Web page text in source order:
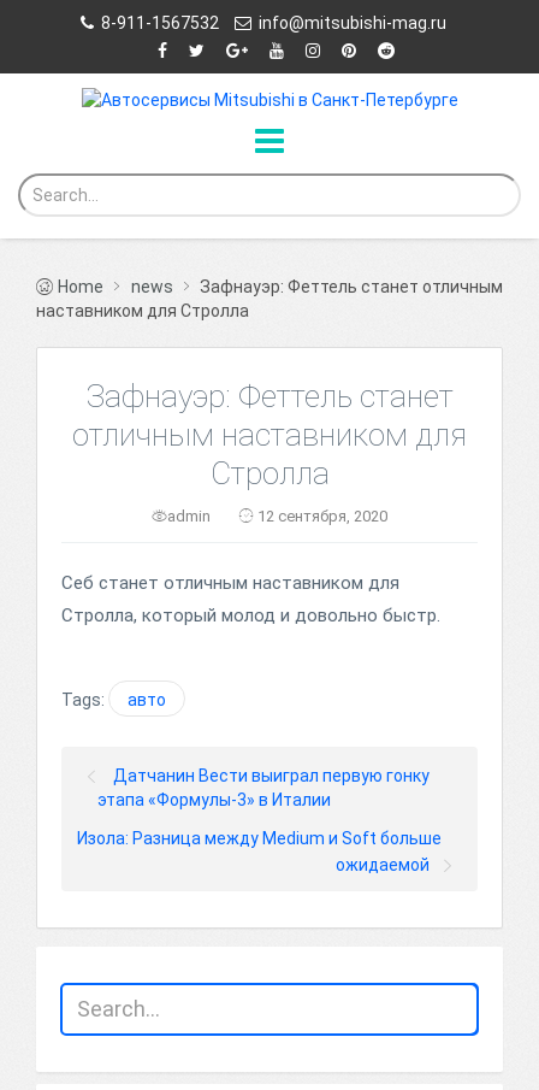
8-911-1567532 info@mitsubishi-mag.ru
Home news
Зафнауэр: Феттель станет отличным
наставником для Стролла
Зафнауэр: Феттель станет
отличным наставником для
Стролла
admin 12 сентября, 2020
Себ станет отличным наставником для
Стролла, который молод и довольно быстр.
Tags: авто
Датчанин Вести выиграл первую гонку
этапа «Формулы-3» в Италии
Изола: Разница между Medium и Soft больше
ожидаемой